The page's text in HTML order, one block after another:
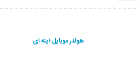
هولدر موبایل آینه ای